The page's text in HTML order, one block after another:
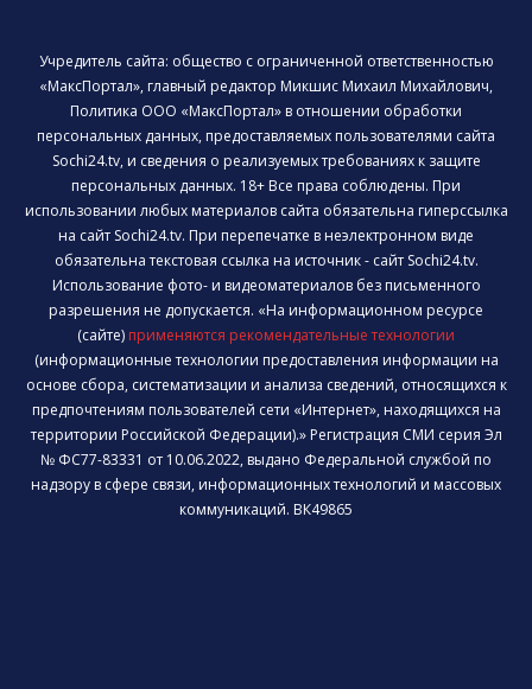
Учредитель сайта: общество с ограниченной ответственностью
«МаксПортал», главный редактор Микшис Михаил Михайлович,
Политика ООО «МаксПортал» в отношении обработки
персональных данных, предоставляемых пользователями сайта
Sochi24.tv, и сведения о реализуемых требованиях к защите
персональных данных. 18+ Все права соблюдены. При
использовании любых материалов сайта обязательна гиперссылка
на сайт Sochi24.tv. При перепечатке в неэлектронном виде
обязательна текстовая ссылка на источник - сайт Sochi24.tv.
Использование фото- и видеоматериалов без письменного
разрешения не допускается. «На информационном ресурсе
(сайте) применяются рекомендательные технологии
(информационные технологии предоставления информации на
основе сбора, систематизации и анализа сведений, относящихся к
предпочтениям пользователей сети «Интернет», находящихся на
территории Российской Федерации).» Регистрация СМИ серия Эл
№ ФС77-83331 от 10.06.2022, выдано Федеральной службой по
надзору в сфере связи, информационных технологий и массовых
коммуникаций. ВК49865